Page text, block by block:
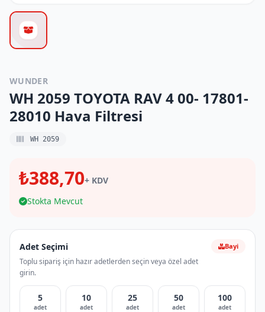
WUNDER
WH 2059 TOYOTA RAV 4 00- 17801-
28010 Hava Filtresi
WH 2059
₺388,70+ KDV
Stokta Mevcut
Adet Seçimi
Toplu sipariş için hazır adetlerden seçin veya özel adet
girin.
Bayi
5
adet
10
adet
25
adet
50
adet
100
adet